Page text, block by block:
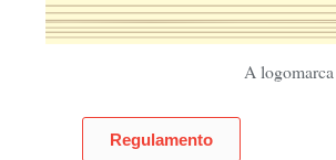
A
Regulamento